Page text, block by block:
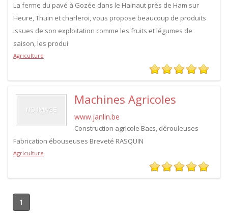
La ferme du pavé à Gozée dans le Hainaut près de Ham sur
Heure, Thuin et charleroi, vous propose beaucoup de produits
issues de son exploitation comme les fruits et légumes de
saison, les produi
Agriculture
Machines Agricoles
www.janlin.be
Construction agricole Bacs, dérouleuses
Fabrication ébouseuses Breveté RASQUIN
Agriculture
1